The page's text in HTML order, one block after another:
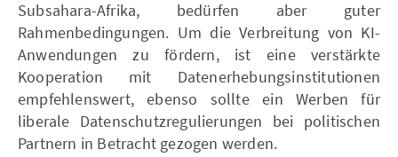
Subsahara-Afrika, bedürfen aber guter
Rahmenbedingungen. Um die Verbreitung von KI-
Anwendungen zu fördern, ist eine verstärkte
Kooperation mit Datenerhebungsinstitutionen
empfehlenswert, ebenso sollte ein Werben für
liberale Datenschutzregulierungen bei politischen
Partnern in Betracht gezogen werden.